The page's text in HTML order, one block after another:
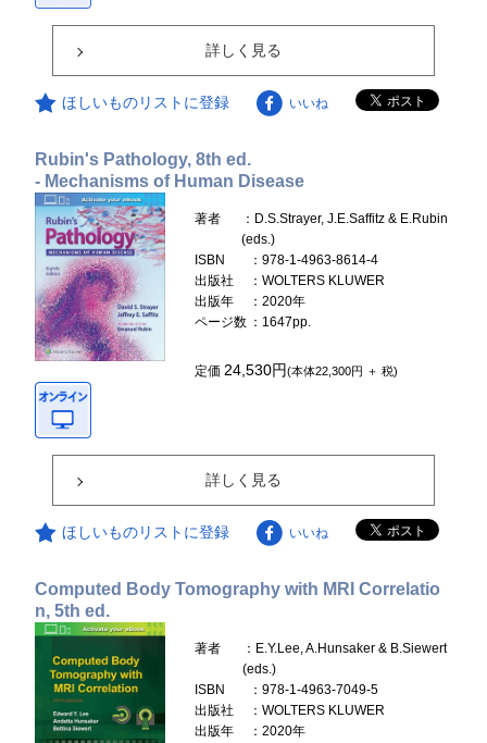
詳しく見る
ほしいものリストに登録 いいね
Rubin's Pathology, 8th ed.
- Mechanisms of Human Disease
著者
：D.S.Strayer, J.E.Saffitz & E.Rubin
(eds.)
ISBN
：978-1-4963-8614-4
出版社
：WOLTERS KLUWER
出版年
：2020年
ページ数 ：1647pp.
定価24,530円(本体22,300円 ＋ 税)
詳しく見る
ほしいものリストに登録 いいね
Computed Body Tomography with MRI Correlatio
n, 5th ed.
著者
：E.Y.Lee, A.Hunsaker & B.Siewert
(eds.)
ISBN
：978-1-4963-7049-5
出版社
：WOLTERS KLUWER
出版年
：2020年